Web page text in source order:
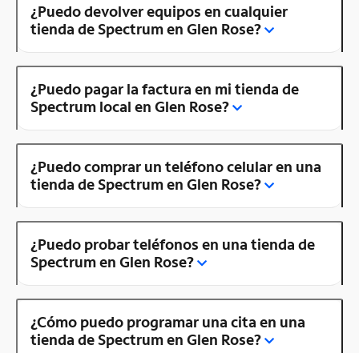
¿Puedo devolver equipos en cualquier
tienda de Spectrum en Glen Rose?
¿Puedo pagar la factura en mi tienda de
Spectrum local en Glen Rose?
¿Puedo comprar un teléfono celular en una
tienda de Spectrum en Glen Rose?
¿Puedo probar teléfonos en una tienda de
Spectrum en Glen Rose?
¿Cómo puedo programar una cita en una
tienda de Spectrum en Glen Rose?